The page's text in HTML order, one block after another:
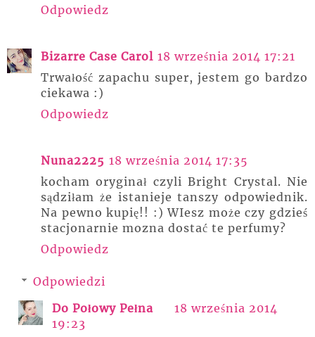
Odpowiedz
Bizarre Case Carol 18 września 2014 17:21
Trwałość zapachu super, jestem go bardzo
ciekawa :)
Odpowiedz
Nuna2225 18 września 2014 17:35
kocham oryginał czyli Bright Crystal. Nie
sądziłam że istanieje tanszy odpowiednik.
Na pewno kupię!! :) WIesz może czy gdzieś
stacjonarnie mozna dostać te perfumy?
Odpowiedz
Odpowiedzi
Do Połowy Pełna
18 września 2014
19:23